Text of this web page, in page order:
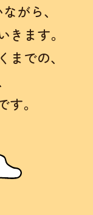
がら、
ます。
での、
。